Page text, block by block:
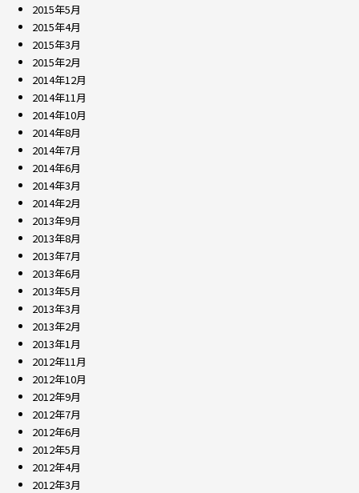
2015年5月
2015年4月
2015年3月
2015年2月
2014年12月
2014年11月
2014年10月
2014年8月
2014年7月
2014年6月
2014年3月
2014年2月
2013年9月
2013年8月
2013年7月
2013年6月
2013年5月
2013年3月
2013年2月
2013年1月
2012年11月
2012年10月
2012年9月
2012年7月
2012年6月
2012年5月
2012年4月
2012年3月